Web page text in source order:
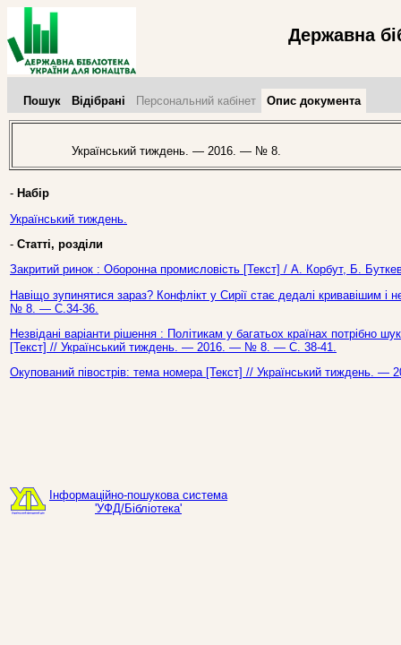
Державна
Пошук Відібрані Персональний кабінет Опис документа
Український тиждень. — 2016. — № 8.
- Набір
Український тиждень.
- Статті, розділи
Закритий ринок : Оборонна промисловість [Текст] / А. Корбут, Б.
Навіщо зупинятися зараз? Конфлікт у Сирії стає дедалі кривавішим
№ 8. — С.34-36.
Незвідані варіанти рішення : Політикам у багатьох країнах потрібно
[Текст] // Український тиждень. — 2016. — № 8. — С. 38-41.
Окупований півострів: тема номера [Текст] // Український
Інформаційно-пошукова система
'УФД/Бібліотека'